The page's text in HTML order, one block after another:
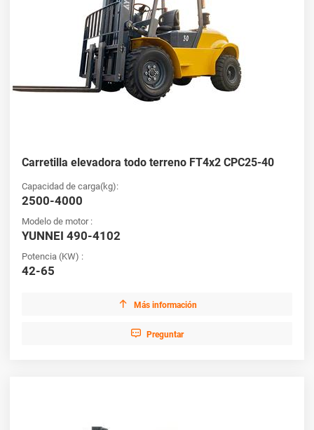
Carretilla elevadora todo terreno FT4x2 CPC25-40
Capacidad de carga(kg):
2500-4000
Modelo de motor :
YUNNEI 490-4102
Potencia (KW) :
42-65
 Más información
 Preguntar